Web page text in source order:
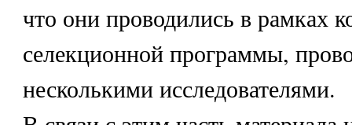
что они проводились в рамках
селекционной программы,
несколькими исследователями.